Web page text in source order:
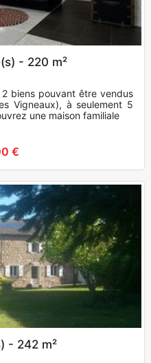
- 220 m²
biens pouvant être vendus
Vigneaux), à seulement 5
une maison familiale
€
- 242 m²